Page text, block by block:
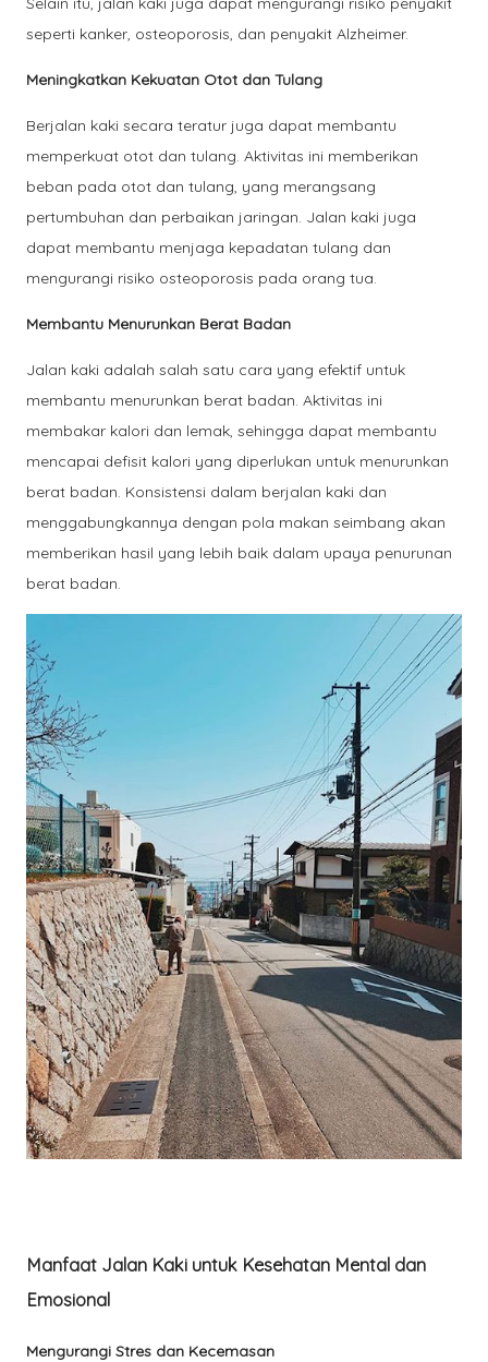
seperti kanker, osteoporosis, dan penyakit Alzheimer.
Meningkatkan Kekuatan Otot dan Tulang
Berjalan kaki secara teratur juga dapat membantu
memperkuat otot dan tulang. Aktivitas ini memberikan
beban pada otot dan tulang, yang merangsang
pertumbuhan dan perbaikan jaringan. Jalan kaki juga
dapat membantu menjaga kepadatan tulang dan
mengurangi risiko osteoporosis pada orang tua.
Membantu Menurunkan Berat Badan
Jalan kaki adalah salah satu cara yang efektif untuk
membantu menurunkan berat badan. Aktivitas ini
membakar kalori dan lemak, sehingga dapat membantu
mencapai defisit kalori yang diperlukan untuk menurunkan
berat badan. Konsistensi dalam berjalan kaki dan
menggabungkannya dengan pola makan seimbang akan
memberikan hasil yang lebih baik dalam upaya penurunan
berat badan.
Manfaat Jalan Kaki untuk Kesehatan Mental dan
Emosional
Mengurangi Stres dan Kecemasan